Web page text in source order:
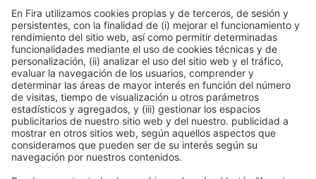
Facebook Twitter LinkedIn WhatsApp Email Print
Información generalAviso legalPolítica de privacidad